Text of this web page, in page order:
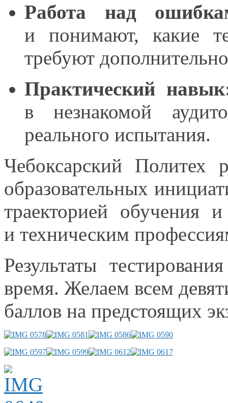
Работа над
и понимают, какие
требуют
Практический
в незнакомой
реального испытания.
Чебоксарский Политех
образовательных
траекторией обучения и
и техническим
Результаты
время. Желаем всем
баллов на предстоящих